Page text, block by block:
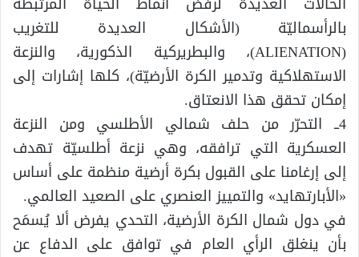
بالرأسماليّة (الأشكال العديدة للتغريب
(ALIENATION)، والبطريركية الذكورية، والنزعة
الاستهلاكية وتدمير الكرة الأرضيّة)، كلها إشارات إلى
إمكان تحقق هذا الانعتاق.
4ــ التحرّر من حلف شمالي الأطلسي ومن النزعة
العسكرية التي ترافقه، وهي نزعة أطلسيّة تهدف
إلى إرغامنا على القبول بكرة أرضية منظمة على أساس
«الأبارتهايد» والتمييز العنصري على الصعيد العالمي.
في دول شمال الكرة الأرضية، التحدي يفرض ألا يُسمَح
بأن ينغلق الرأي العام في توافق على الدفاع عن